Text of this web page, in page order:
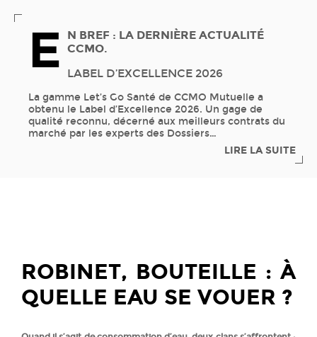
E
N BREF : LA DERNIÈRE ACTUALITÉ
CCMO.
LABEL D’EXCELLENCE 2026
La gamme Let’s Go Santé de CCMO Mutuelle a
obtenu le Label d’Excellence 2026. Un gage de
qualité reconnu, décerné aux meilleurs contrats du
marché par les experts des Dossiers…
LIRE LA SUITE
ROBINET, BOUTEILLE : À
QUELLE EAU SE VOUER ?